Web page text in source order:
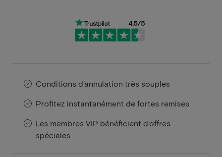
Conditions d'annulation très souples
Profitez instantanément de fortes remises
Les membres VIP bénéficient d'offres
spéciales